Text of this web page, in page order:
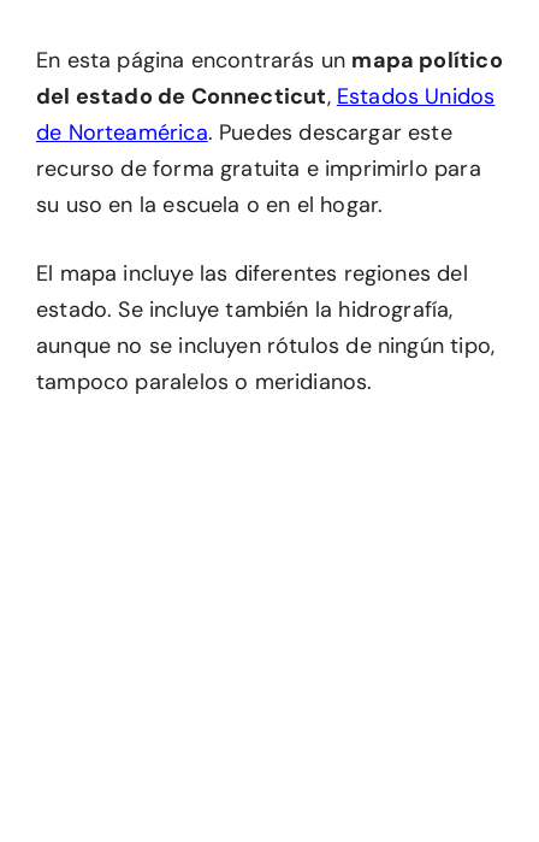
En esta página encontrarás un mapa político
del estado de Connecticut, Estados Unidos
de Norteamérica. Puedes descargar este
recurso de forma gratuita e imprimirlo para
su uso en la escuela o en el hogar.
El mapa incluye las diferentes regiones del
estado. Se incluye también la hidrografía,
aunque no se incluyen rótulos de ningún tipo,
tampoco paralelos o meridianos.